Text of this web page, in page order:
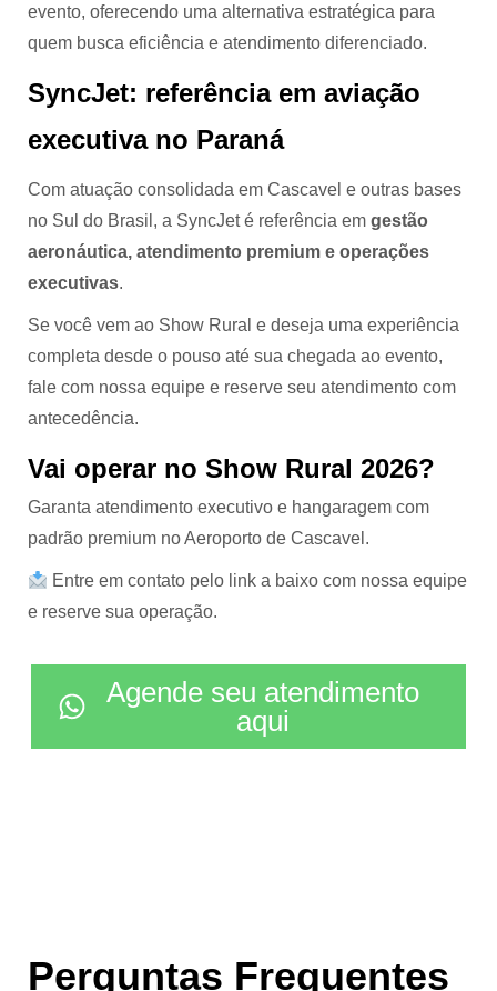
evento, oferecendo uma alternativa estratégica para
quem busca eficiência e atendimento diferenciado.
SyncJet: referência em aviação
executiva no Paraná
Com atuação consolidada em Cascavel e outras bases
no Sul do Brasil, a SyncJet é referência em gestão
aeronáutica, atendimento premium e operações
executivas.
Se você vem ao Show Rural e deseja uma experiência
completa desde o pouso até sua chegada ao evento,
fale com nossa equipe e reserve seu atendimento com
antecedência.
Vai operar no Show Rural 2026?
Garanta atendimento executivo e hangaragem com
padrão premium no Aeroporto de Cascavel.
Entre em contato pelo link a baixo com nossa equipe
e reserve sua operação.
Agende seu atendimento
aqui
Perguntas Frequentes